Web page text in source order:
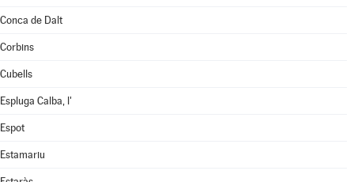
Conca de Dalt
Corbins
Cubells
Espluga Calba, l'
Espot
Estamariu